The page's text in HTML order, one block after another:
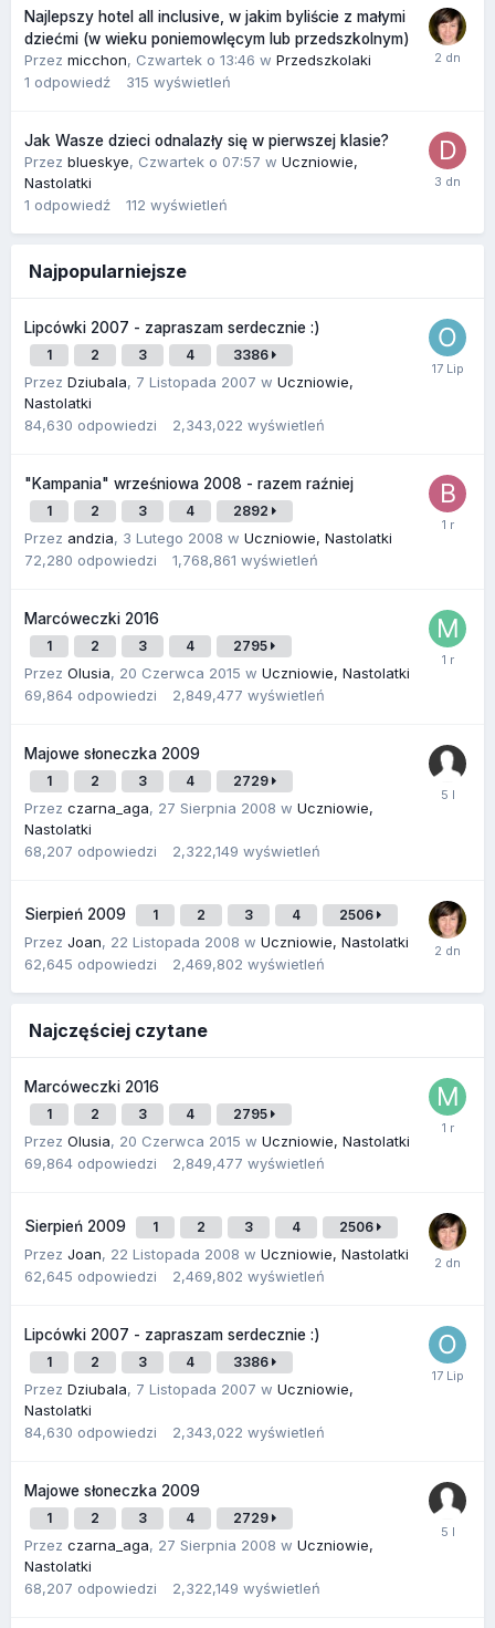
Najlepszy hotel all inclusive, w jakim byliście z małymi
dziećmi (w wieku poniemowlęcym lub przedszkolnym)
Przez micchon, Czwartek o 13:46 w Przedszkolaki
1 odpowiedź 315 wyświetleń
Jak Wasze dzieci odnalazły się w pierwszej klasie?
Przez blueskye, Czwartek o 07:57 w Uczniowie,
Nastolatki
1 odpowiedź 112 wyświetleń
Najpopularniejsze
Lipcówki 2007 - zapraszam serdecznie :)
1 2 3 4 3386
Przez Dziubala, 7 Listopada 2007 w Uczniowie,
Nastolatki
84,630 odpowiedzi 2,343,022 wyświetleń
"Kampania" wrześniowa 2008 - razem raźniej
1 2 3 4 2892
Przez andzia, 3 Lutego 2008 w Uczniowie, Nastolatki
72,280 odpowiedzi 1,768,861 wyświetleń
Marcóweczki 2016
1 2 3 4 2795
Przez Olusia, 20 Czerwca 2015 w Uczniowie, Nastolatki
69,864 odpowiedzi 2,849,477 wyświetleń
Majowe słoneczka 2009
1 2 3 4 2729
Przez czarna_aga, 27 Sierpnia 2008 w Uczniowie,
Nastolatki
68,207 odpowiedzi 2,322,149 wyświetleń
Sierpień 2009 1 2 3 4 2506
Przez Joan, 22 Listopada 2008 w Uczniowie, Nastolatki
62,645 odpowiedzi 2,469,802 wyświetleń
Najczęściej czytane
Marcóweczki 2016
1 2 3 4 2795
Przez Olusia, 20 Czerwca 2015 w Uczniowie, Nastolatki
69,864 odpowiedzi 2,849,477 wyświetleń
Sierpień 2009 1 2 3 4 2506
Przez Joan, 22 Listopada 2008 w Uczniowie, Nastolatki
62,645 odpowiedzi 2,469,802 wyświetleń
Lipcówki 2007 - zapraszam serdecznie :)
1 2 3 4 3386
Przez Dziubala, 7 Listopada 2007 w Uczniowie,
Nastolatki
84,630 odpowiedzi 2,343,022 wyświetleń
Majowe słoneczka 2009
1 2 3 4 2729
Przez czarna_aga, 27 Sierpnia 2008 w Uczniowie,
Nastolatki
68,207 odpowiedzi 2,322,149 wyświetleń